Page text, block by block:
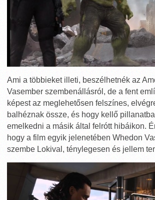
Ami a többieket illeti, beszélhetnék az
Vasember szembenállásról, de a fent
képest az meglehetősen felszínes,
balhéznak össze, és hogy kellő
emelkedni a másik által felrótt hibáikon.
hogy a film egyik jelenetében Whedon
szembe Lokival, ténylegesen és jellem